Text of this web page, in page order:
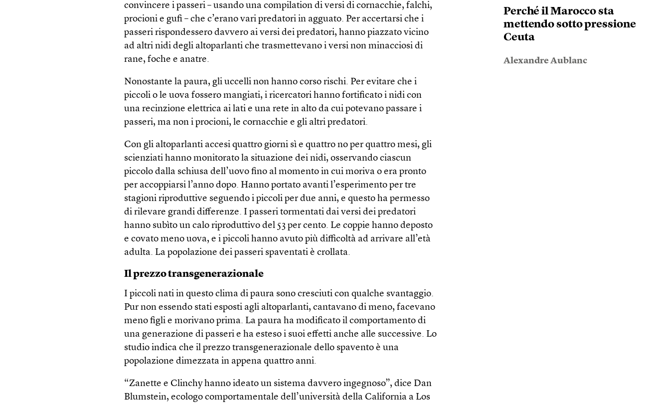
convincere i passeri – usando una compilation di versi di cornacchie, falchi,
procioni e gufi – che c’erano vari predatori in agguato. Per accertarsi che i
passeri rispondessero davvero ai versi dei predatori, hanno piazzato vicino
ad altri nidi degli altoparlanti che trasmettevano i versi non minacciosi di
rane, foche e anatre.
Nonostante la paura, gli uccelli non hanno corso rischi. Per evitare che i
piccoli o le uova fossero mangiati, i ricercatori hanno fortificato i nidi con
una recinzione elettrica ai lati e una rete in alto da cui potevano passare i
passeri, ma non i procioni, le cornacchie e gli altri predatori.
Con gli altoparlanti accesi quattro giorni sì e quattro no per quattro mesi, gli
scienziati hanno monitorato la situazione dei nidi, osservando ciascun
piccolo dalla schiusa dell’uovo fino al momento in cui moriva o era pronto
per accoppiarsi l’anno dopo. Hanno portato avanti l’esperimento per tre
stagioni riproduttive seguendo i piccoli per due anni, e questo ha permesso
di rilevare grandi differenze. I passeri tormentati dai versi dei predatori
hanno subìto un calo riproduttivo del 53 per cento. Le coppie hanno deposto
e covato meno uova, e i piccoli hanno avuto più difficoltà ad arrivare all’età
adulta. La popolazione dei passeri spaventati è crollata.
Il prezzo transgenerazionale
I piccoli nati in questo clima di paura sono cresciuti con qualche svantaggio.
Pur non essendo stati esposti agli altoparlanti, cantavano di meno, facevano
meno figli e morivano prima. La paura ha modificato il comportamento di
una generazione di passeri e ha esteso i suoi effetti anche alle successive. Lo
studio indica che il prezzo transgenerazionale dello spavento è una
popolazione dimezzata in appena quattro anni.
“Zanette e Clinchy hanno ideato un sistema davvero ingegnoso”, dice Dan
Blumstein, ecologo comportamentale dell’università della California a Los
Perché il Marocco sta
mettendo sotto pressione
Ceuta
Alexandre Aublanc